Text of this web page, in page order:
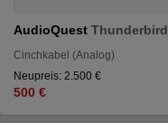
AudioQuest Thunderbird
Cinchkabel (Analog)
Neupreis: 2.500 €
500 €